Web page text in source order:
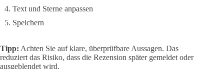
Text und Sterne anpassen
Speichern
Tipp: Achten Sie auf klare, überprüfbare Aussagen. Das
reduziert das Risiko, dass die Rezension später gemeldet oder
ausgeblendet wird.